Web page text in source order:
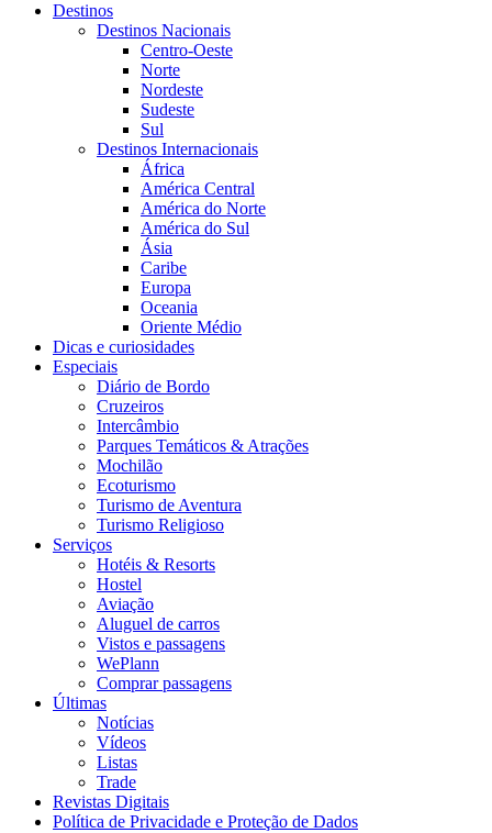
Destinos
Destinos Nacionais
Centro-Oeste
Norte
Nordeste
Sudeste
Sul
Destinos Internacionais
África
América Central
América do Norte
América do Sul
Ásia
Caribe
Europa
Oceania
Oriente Médio
Dicas e curiosidades
Especiais
Diário de Bordo
Cruzeiros
Intercâmbio
Parques Temáticos & Atrações
Mochilão
Ecoturismo
Turismo de Aventura
Turismo Religioso
Serviços
Hotéis & Resorts
Hostel
Aviação
Aluguel de carros
Vistos e passagens
WePlann
Comprar passagens
Últimas
Notícias
Vídeos
Listas
Trade
Revistas Digitais
Política de Privacidade e Proteção de Dados